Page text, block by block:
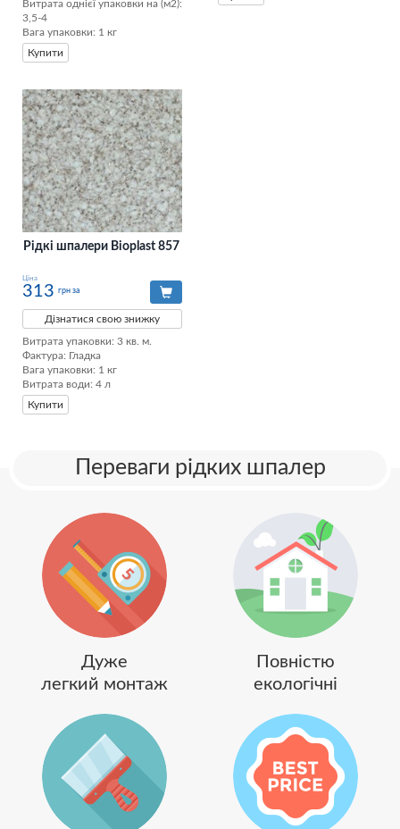
Витрата однієї упаковки на (м2):
3,5-4
Вага упаковки: 1 кг
Купити
Рідкі шпалери Bioplast 857
Ціна
313 грн за
Дізнатися свою знижку
Витрата упаковки: 3 кв. м.
Фактура: Гладка
Вага упаковки: 1 кг
Витрата води: 4 л
Купити
Переваги рідких шпалер
Дуже
легкий монтаж
Повністю
екологічні